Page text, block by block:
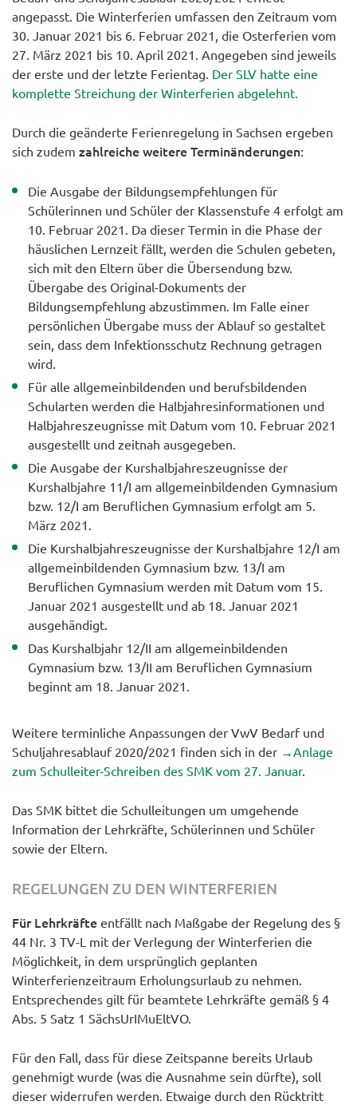
angepasst. Die Winterferien umfassen den Zeitraum vom
30. Januar 2021 bis 6. Februar 2021, die Osterferien vom
27. März 2021 bis 10. April 2021. Angegeben sind jeweils
der erste und der letzte Ferientag. Der SLV hatte eine
komplette Streichung der Winterferien abgelehnt.
Durch die geänderte Ferienregelung in Sachsen ergeben
sich zudem zahlreiche weitere Terminänderungen:
Die Ausgabe der Bildungsempfehlungen für
Schülerinnen und Schüler der Klassenstufe 4 erfolgt am
10. Februar 2021. Da dieser Termin in die Phase der
häuslichen Lernzeit fällt, werden die Schulen gebeten,
sich mit den Eltern über die Übersendung bzw.
Übergabe des Original-Dokuments der
Bildungsempfehlung abzustimmen. Im Falle einer
persönlichen Übergabe muss der Ablauf so gestaltet
sein, dass dem Infektionsschutz Rechnung getragen
wird.
Für alle allgemeinbildenden und berufsbildenden
Schularten werden die Halbjahresinformationen und
Halbjahreszeugnisse mit Datum vom 10. Februar 2021
ausgestellt und zeitnah ausgegeben.
Die Ausgabe der Kurshalbjahreszeugnisse der
Kurshalbjahre 11/I am allgemeinbildenden Gymnasium
bzw. 12/I am Beruflichen Gymnasium erfolgt am 5.
März 2021.
Die Kurshalbjahreszeugnisse der Kurshalbjahre 12/I am
allgemeinbildenden Gymnasium bzw. 13/I am
Beruflichen Gymnasium werden mit Datum vom 15.
Januar 2021 ausgestellt und ab 18. Januar 2021
ausgehändigt.
Das Kurshalbjahr 12/II am allgemeinbildenden
Gymnasium bzw. 13/II am Beruflichen Gymnasium
beginnt am 18. Januar 2021.
Weitere terminliche Anpassungen der VwV Bedarf und
Schuljahresablauf 2020/2021 finden sich in der →Anlage
zum Schulleiter-Schreiben des SMK vom 27. Januar.
Das SMK bittet die Schulleitungen um umgehende
Information der Lehrkräfte, Schülerinnen und Schüler
sowie der Eltern.
REGELUNGEN ZU DEN WINTERFERIEN
Für Lehrkräfte entfällt nach Maßgabe der Regelung des §
44 Nr. 3 TV-L mit der Verlegung der Winterferien die
Möglichkeit, in dem ursprünglich geplanten
Winterferienzeitraum Erholungsurlaub zu nehmen.
Entsprechendes gilt für beamtete Lehrkräfte gemäß § 4
Abs. 5 Satz 1 SächsUrIMuEltVO.
Für den Fall, dass für diese Zeitspanne bereits Urlaub
genehmigt wurde (was die Ausnahme sein dürfte), soll
dieser widerrufen werden. Etwaige durch den Rücktritt